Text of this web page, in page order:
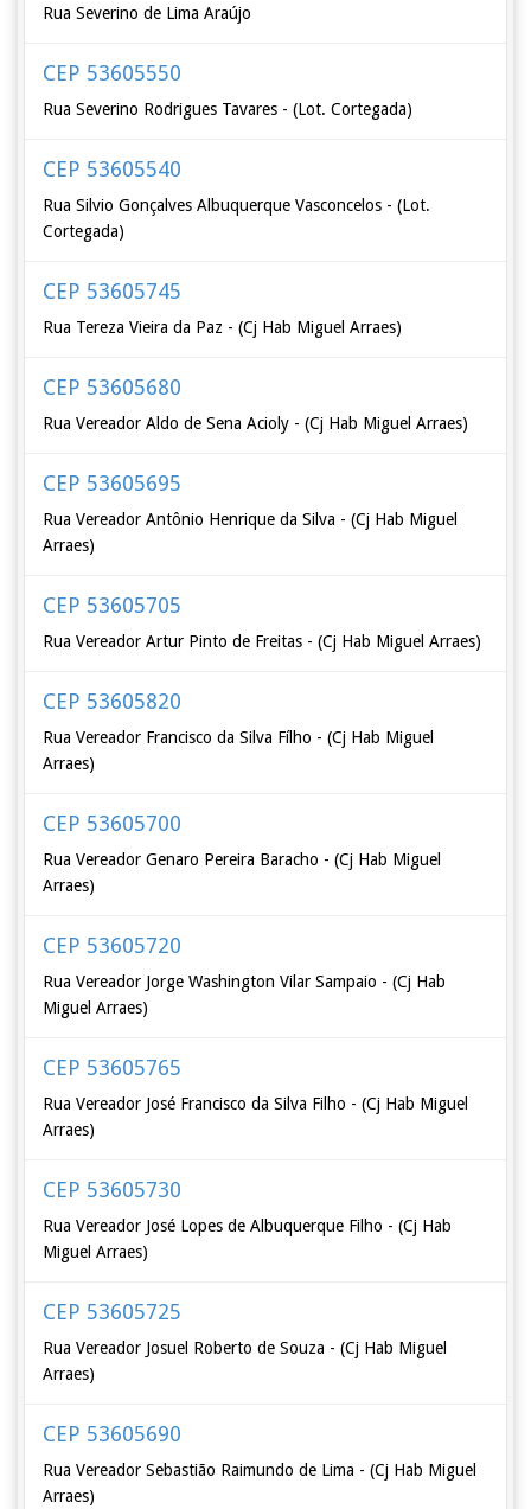
Rua Severino de Lima Araújo
CEP 53605550
Rua Severino Rodrigues Tavares - (Lot. Cortegada)
CEP 53605540
Rua Silvio Gonçalves Albuquerque Vasconcelos - (Lot.
Cortegada)
CEP 53605745
Rua Tereza Vieira da Paz - (Cj Hab Miguel Arraes)
CEP 53605680
Rua Vereador Aldo de Sena Acioly - (Cj Hab Miguel Arraes)
CEP 53605695
Rua Vereador Antônio Henrique da Silva - (Cj Hab Miguel
Arraes)
CEP 53605705
Rua Vereador Artur Pinto de Freitas - (Cj Hab Miguel Arraes)
CEP 53605820
Rua Vereador Francisco da Silva Fílho - (Cj Hab Miguel
Arraes)
CEP 53605700
Rua Vereador Genaro Pereira Baracho - (Cj Hab Miguel
Arraes)
CEP 53605720
Rua Vereador Jorge Washington Vilar Sampaio - (Cj Hab
Miguel Arraes)
CEP 53605765
Rua Vereador José Francisco da Silva Filho - (Cj Hab Miguel
Arraes)
CEP 53605730
Rua Vereador José Lopes de Albuquerque Filho - (Cj Hab
Miguel Arraes)
CEP 53605725
Rua Vereador Josuel Roberto de Souza - (Cj Hab Miguel
Arraes)
CEP 53605690
Rua Vereador Sebastião Raimundo de Lima - (Cj Hab Miguel
Arraes)